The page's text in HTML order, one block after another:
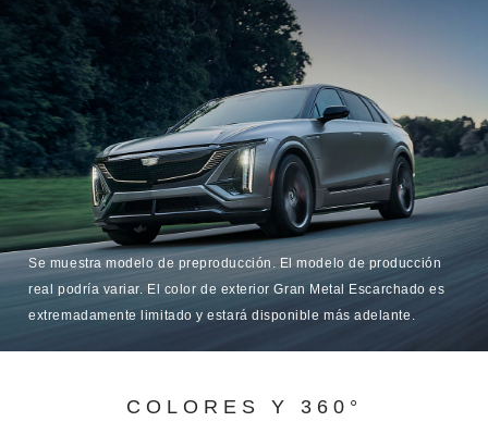
Se muestra modelo de preproducción. El modelo de producción
real podría variar. El color de exterior Gran Metal Escarchado es
extremadamente limitado y estará disponible más adelante.
COLORES Y 360°